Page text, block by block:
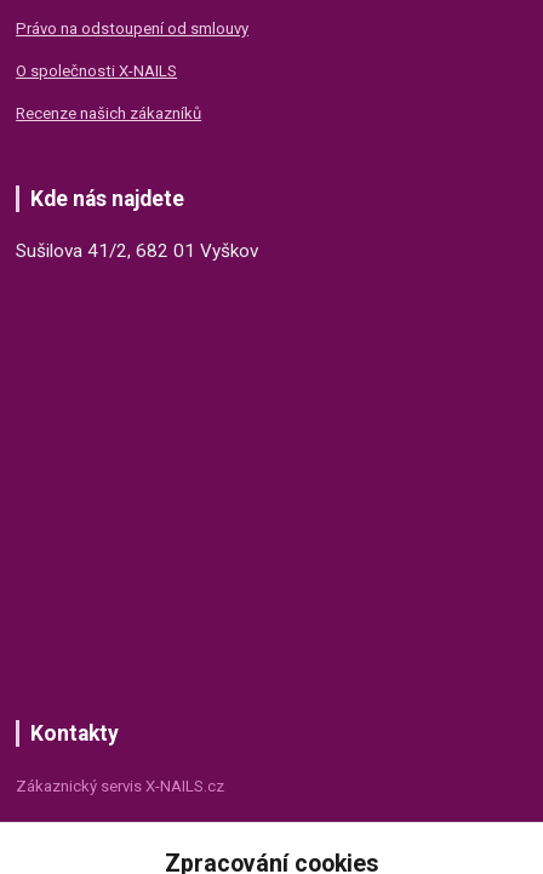
Právo na odstoupení od smlouvy
O společnosti X-NAILS
Recenze našich zákazníků
Kde nás najdete
Sušilova 41/2, 682 01 Vyškov
Kontakty
Zákaznický servis X-NAILS.cz
+420 735 055 075Zpracování cookies